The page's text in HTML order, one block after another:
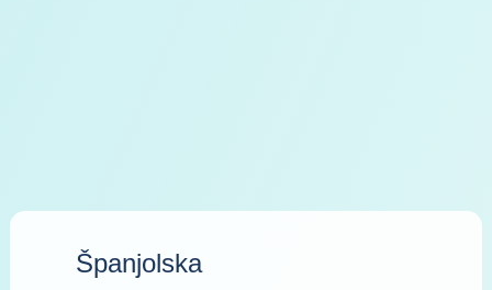
Španjolska